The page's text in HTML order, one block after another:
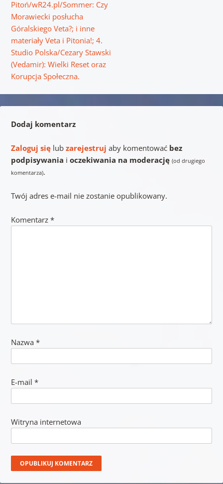
Pitoń/wR24.pl/Sommer: Czy
Morawiecki posłucha
Góralskiego Veta?; i inne
materiały Veta i Pitonia!; 4.
Studio Polska/Cezary Stawski
(Vedamir): Wielki Reset oraz
Korupcja Społeczna.
Dodaj komentarz
Zaloguj sięlub zarejestruj aby komentować bez
podpisywania i oczekiwania na moderację (od drugiego
komentarza).
Twój adres e-mail nie zostanie opublikowany.
Komentarz *
Nazwa *
E-mail *
Witryna internetowa